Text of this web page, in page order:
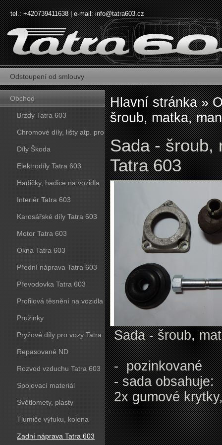
tel.: +420739411638 | e-mail:info@tatra603.cz
Odstoupení od smlouvy
Obchod
Brzdy Tatra 603
Chromové díly, lišty atp. pro
vozy Tatra 603
Díly Škoda
Elektrodíly Tatra 603
Hadičky, hadice na vozidla
Tatra 603
Interiér Tatra 603
Karosářské díly Tatra 603
Motor Tatra 603
Okna Tatra 603
Přední náprava Tatra 603
Převodovka Tatra 603
Profilová těsnění na vozidla
Tatra 603
Pružinky
Pryžové díly pro vozy Tatra
603
Repasované ND
Rozvod vzduchu Tatra 603
Spojovací materiál
Světlomety, plasty
Tlumiče výfuku, kolena
Zadní náprava Tatra 603
Hlavní stránka»
šroub, matka,
Sada - šroub,
Tatra 603
Sada - šroub,
- pozinkované
- sada obsahuje:
2x gumové